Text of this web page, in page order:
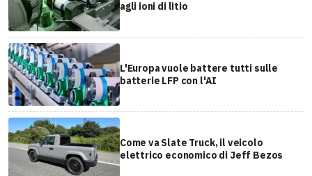
agli ioni di litio
L'Europa vuole battere tutti sulle
batterie LFP con l'AI
Come va Slate Truck, il veicolo
elettrico economico di Jeff Bezos